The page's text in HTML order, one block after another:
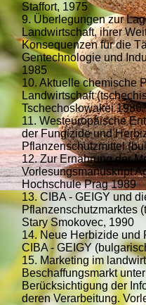
Staffort, 1975
9. Überlegungen zur
Landwirtschaft, ihrer
Konsequenzen für die
Gentechnologie und
1985
10. Aktuelle chemische
Landwirtschaft
Tschechoslowakei 1986
11. Westeuropäische
der Fungizide und
Pflanzenschutzmittel
12. Zur Ernährung der
Vorlesungsmanuskript
Hochschule Prag 1989
13. CIBA - GEIGY und
Pflanzenschutzmarktes
Stary Smokovec, 1990
14. Neue Herbizide und
CIBA - GEIGY
15. Marketing im
Beschaffungsmarkt
Berücksichtigung der
deren Verarbeitung.